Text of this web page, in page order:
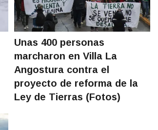
Unas 400 personas
marcharon en Villa La
Angostura contra el
proyecto de reforma de la
Ley de Tierras (Fotos)